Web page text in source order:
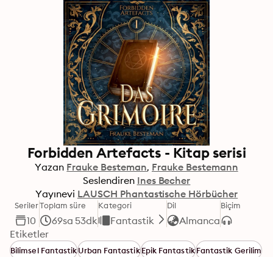
Forbidden Artefacts - Kitap serisi
Yazan Frauke Besteman Frauke Bestemann
Seslendiren Ines Becher
Yayınevi LAUSCH Phantastische Hörbücher
Seriler
10
Toplam süre
69sa 53dk
Kategori
Fantastik
Dil
Almanca
Biçim
Etiketler
Bilimsel FantastikUrban FantastikEpik FantastikFantastik Gerilim